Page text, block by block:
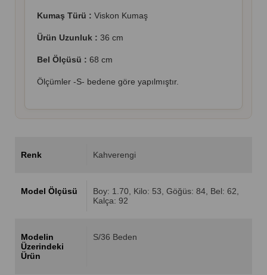
Kumaş Türü : Viskon Kumaş
Ürün Uzunluk : 36 cm
Bel Ölçüsü : 68 cm
Ölçümler -S- bedene göre yapılmıştır.
Renk Kahverengi
Model Ölçüsü
Boy: 1.70, Kilo: 53, Göğüs: 84, Bel: 62,
Kalça: 92
Modelin
Üzerindeki
Ürün
S/36 Beden